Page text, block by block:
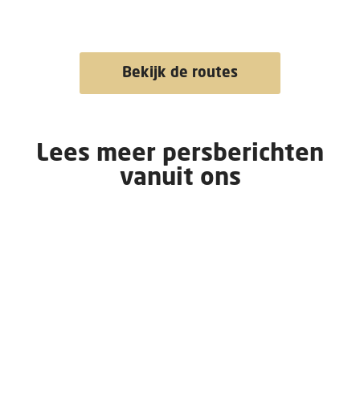
Bekijk de routes
Lees meer persberichten
vanuit ons